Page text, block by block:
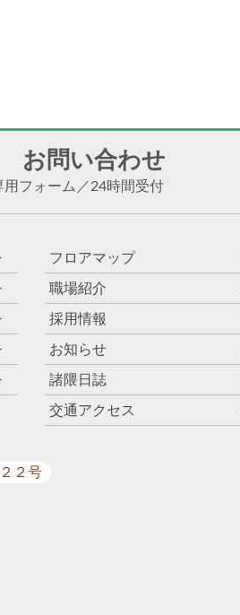
お問い合わせ
用フォーム ／24時間受付
フロアマップ
職場紹介
採用情報
お知らせ
諸隈日誌
交通アクセス
２号